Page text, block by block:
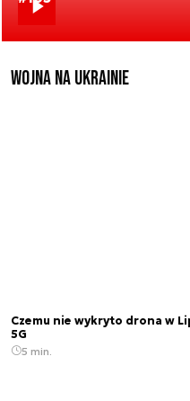
Wojna na Ukrainie
Czemu nie wykryto drona w
5G
5 min.